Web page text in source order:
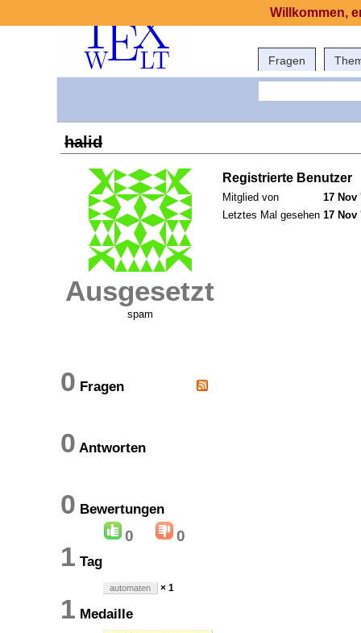
Fragen
halid
Ausgesetzt
spam
Registrierte Benutzer
Mitglied von
17 Nov
Letztes Mal gesehen 17 Nov
0 Fragen
0 Antworten
0 Bewertungen
0 0
1 Tag
automaten × 1
1 Medaille
Willkommen,